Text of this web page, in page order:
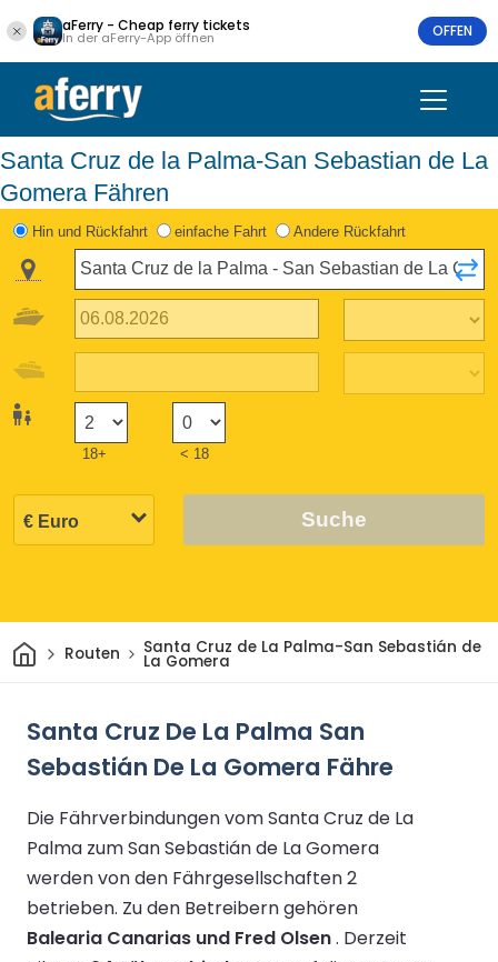
aFerry - Cheap ferry tickets
In der aFerry-App öffnen OFFEN
Santa Cruz de la Palma-San Sebastian de La
Gomera Fähren
Hin und Rückfahrt einfache Fahrt Andere Rückfahrt
18+ < 18
Suche
HeimRouten Santa Cruz de La Palma-San Sebastián de
La Gomera
Santa Cruz De La Palma San
Sebastián De La Gomera Fähre
Die Fährverbindungen vom Santa Cruz de La
Palma zum San Sebastián de La Gomera
werden von den Fährgesellschaften 2
betrieben. Zu den Betreibern gehören
Balearia Canarias und Fred Olsen. Derzeit